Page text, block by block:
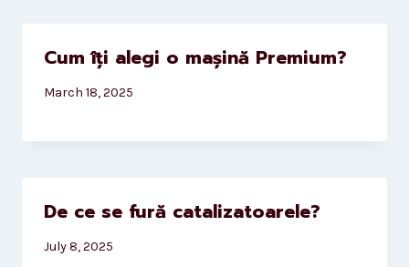
Cum îți alegi o mașină Premium?
March 18, 2025
De ce se fură catalizatoarele?
July 8, 2025